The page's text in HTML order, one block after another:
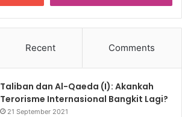
Recent Comments
Taliban dan Al-Qaeda (I): Akankah
Terorisme Internasional Bangkit Lagi?
21 September 2021